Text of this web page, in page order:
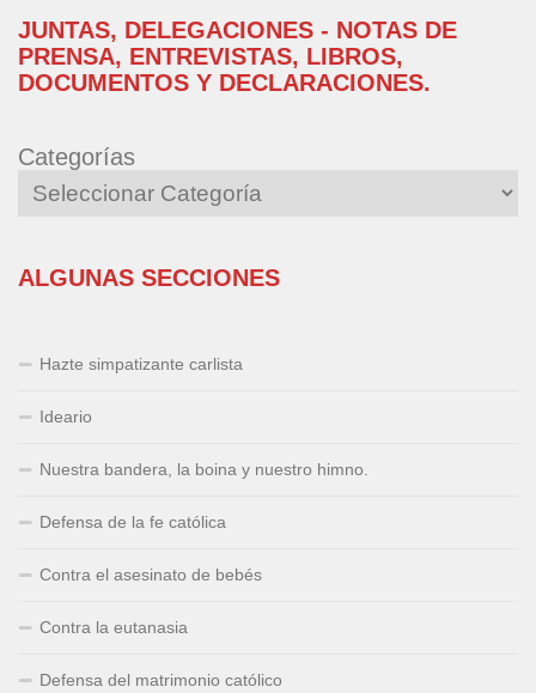
JUNTAS, DELEGACIONES - NOTAS DE
PRENSA, ENTREVISTAS, LIBROS,
DOCUMENTOS Y DECLARACIONES.
Categorías
ALGUNAS SECCIONES
Hazte simpatizante carlista
Ideario
Nuestra bandera, la boina y nuestro himno.
Defensa de la fe católica
Contra el asesinato de bebés
Contra la eutanasia
Defensa del matrimonio católico